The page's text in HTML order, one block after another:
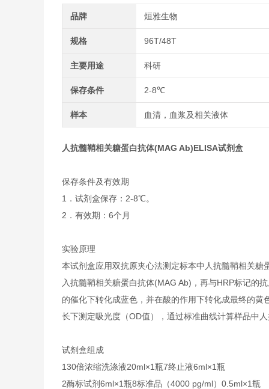
品牌 烜雅生物
规格 96T/48T
主要用途 科研
保存条件 2-8℃
样本 血清，血浆及相关液体
人抗髓鞘相关糖蛋白抗体(MAG Ab)ELISA试剂盒
保存条件及有效期
1．试剂盒保存：2-8℃。
2．有效期：6个月
实验原理
本试剂盒应用双抗原夹心法测定标本中人抗髓鞘相关
入抗髓鞘相关糖蛋白抗体(MAG Ab)，再与HRP标记的
的催化下转化成蓝色，并在酸的作用下转化成最终的
长下测定吸光度（OD值），通过标准曲线计算样品中
试剂盒组成
130倍浓缩洗涤液20ml×1瓶7终止液6ml×1瓶
2酶标试剂6ml×1瓶8标准品（4000 pg/ml） 0.5ml×1瓶